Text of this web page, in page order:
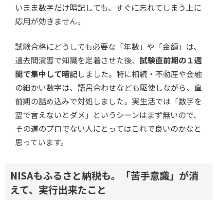
いまま数字だけ暗記しても、すぐに忘れてしまう上に
応用が効きません。
試験合格にどうしても必要な「年数」や「金額」は、
過去問演習で知識を定着させた後、試験直前期の１週
間で集中して暗記しました。特に相続・不動産や金融
の細かい数字は、語呂合わせなども駆使しながら、直
前期の詰め込みで対処しました。実生活では「数字を
空で言えないとダメ」というシーンはまず無いので、
その道のプロでない人にとってはこれで良いのかなと
思っています。
NISAもふるさと納税も。「苦手意識」が消
えて、実行出来たこと